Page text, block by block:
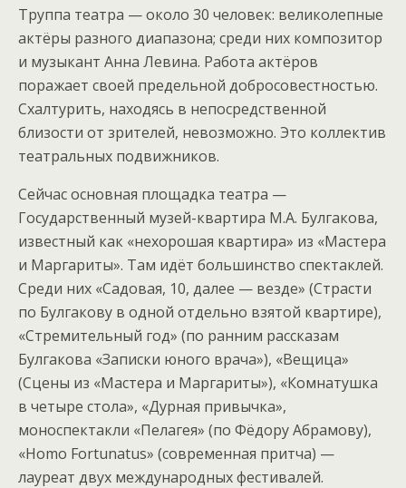
Труппа театра — около 30 человек: великолепные
актёры разного диапазона; среди них композитор
и музыкант Анна Левина. Работа актёров
поражает своей предельной добросовестностью.
Схалтурить, находясь в непосредственной
близости от зрителей, невозможно. Это коллектив
театральных подвижников.
Сейчас основная площадка театра —
Государственный музей-квартира М.А. Булгакова,
известный как «нехорошая квартира» из «Мастера
и Маргариты». Там идёт большинство спектаклей.
Среди них «Садовая, 10, далее — везде» (Страсти
по Булгакову в одной отдельно взятой квартире),
«Стремительный год» (по ранним рассказам
Булгакова «Записки юного врача»), «Вещица»
(Сцены из «Мастера и Маргариты»), «Комнатушка
в четыре стола», «Дурная привычка»,
моноспектакли «Пелагея» (по Фёдору Абрамову),
«Homo Fortunatus» (современная притча) —
лауреат двух международных фестивалей.